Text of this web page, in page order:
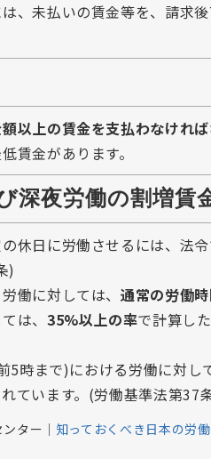
、未払いの賃金等を、請求
以上の賃金を支払わなければ
賃金があります。
深夜労働の割増賃
休日に労働させるには、法
)
働に対しては、通常の労働
は、 35%以上の率で計算した
時まで)における労働に対し
ています。(労働基準法第37
ンター│ 知っておくべき日本の労